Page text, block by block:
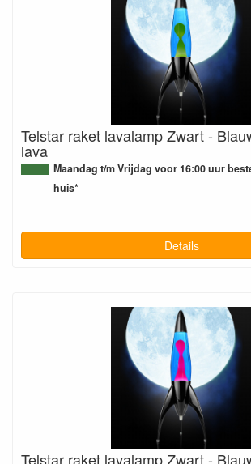
Telstar raket lavalamp Zwart -
lava
Maandag t/m Vrijdag voor 16:00 uur
huis*
Details
Telstar raket lavalamp Zwart -